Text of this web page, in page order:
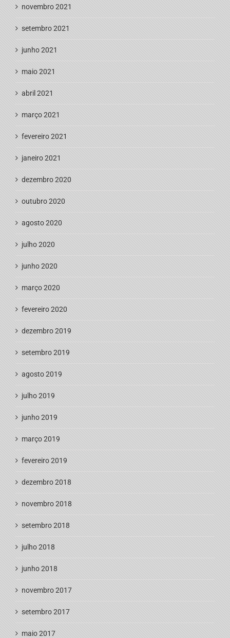
novembro 2021
setembro 2021
junho 2021
maio 2021
abril 2021
março 2021
fevereiro 2021
janeiro 2021
dezembro 2020
outubro 2020
agosto 2020
julho 2020
junho 2020
março 2020
fevereiro 2020
dezembro 2019
setembro 2019
agosto 2019
julho 2019
junho 2019
março 2019
fevereiro 2019
dezembro 2018
novembro 2018
setembro 2018
julho 2018
junho 2018
novembro 2017
setembro 2017
maio 2017